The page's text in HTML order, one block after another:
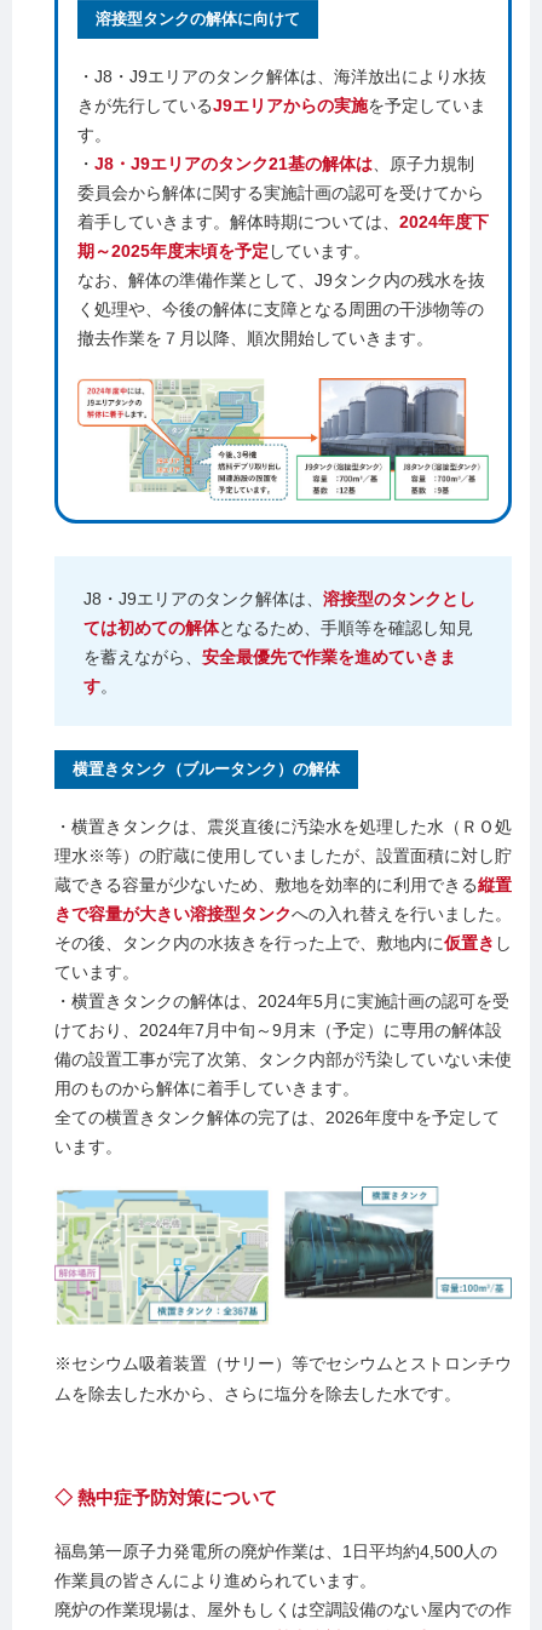
溶接型タンクの解体に向けて
・J8・J9エリアのタンク解体は、海洋放出により水抜
きが先行しているJ9エリアからの実施を予定していま
す。
・ J8・J9エリアのタンク21基の解体は、原子力規制
委員会から解体に関する実施計画の認可を受けてから
着手していきます。解体時期については、 2024年度下
期～2025年度末頃を予定 しています。
なお、解体の準備作業として、J9タンク内の残水を抜
く処理や、今後の解体に支障となる周囲の干渉物等の
撤去作業を７月以降、順次開始していきます。
J8・J9エリアのタンク解体は、 溶接型のタンクとし
ては初めての解体となるため、手順等を確認し知見
を蓄えながら、 安全最優先で作業を進めていきま
す。
横置きタンク（ブルータンク）の解体
・横置きタンクは、震災直後に汚染水を処理した水（ＲＯ処
理水※等）の貯蔵に使用していましたが、設置面積に対し貯
蔵できる容量が少ないため、敷地を効率的に利用できる縦置
きで容量が大きい溶接型タンクへの入れ替えを行いました。
その後、タンク内の水抜きを行った上で、敷地内に仮置き し
ています。
・横置きタンクの解体は、2024年5月に実施計画の認可を受
けており、2024年7月中旬～9月末（予定）に専用の解体設
備の設置工事が完了次第、タンク内部が汚染していない未使
用のものから解体に着手していきます。
全ての横置きタンク解体の完了は、2026年度中を予定して
います。
※セシウム吸着装置（サリー）等でセシウムとストロンチウ
ムを除去した水から、さらに塩分を除去した水です。
◇ 熱中症予防対策について
福島第一原子力発電所の廃炉作業は、1日平均約4,500人の
作業員の皆さんにより進められています。
廃炉の作業現場は、屋外もしくは空調設備のない屋内での作